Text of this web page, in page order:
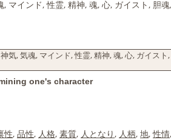
マインド, 性霊, 精神, 魂, 心, ガイスト, 胆
気, 気魂, マインド, 性霊, 精神, 魂, 心, ガイスト
one's character
性, 品性, 人格, 素質, 人となり, 人柄, 地,性情,